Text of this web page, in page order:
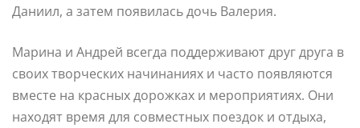
Даниил, а затем появилась дочь Валерия.
Марина и Андрей всегда поддерживают друг друга в
своих творческих начинаниях и часто появляются
вместе на красных дорожках и мероприятиях. Они
находят время для совместных поездок и отдыха,